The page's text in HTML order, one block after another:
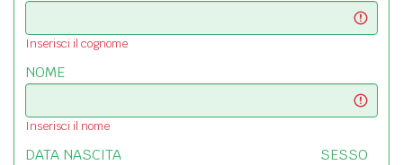
Inserisci il cognome
NOME
Inserisci il nome
DATA NASCITA SESSO